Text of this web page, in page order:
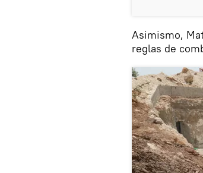
Asimismo,
reglas de